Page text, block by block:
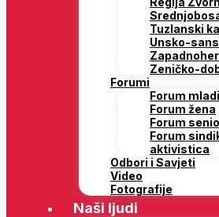
Tuzlanski
Unsko-
Zeničko-
Forumi
Forum
Forum žena
Forum
Forum
aktivistica
Odbori i Savjeti
Video
Fotografije
Naši ljudi